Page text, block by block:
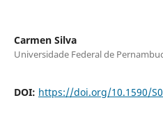
Carmen Silva
Universidade Federal de
DOI: https://doi.org/10.1590/